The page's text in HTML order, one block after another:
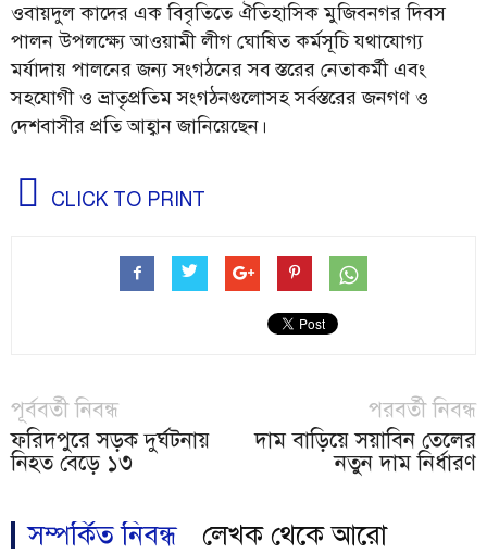
ওবায়দুল কাদের এক বিবৃতিতে ঐতিহাসিক মুজিবনগর দিবস
পালন উপলক্ষ্যে আওয়ামী লীগ ঘোষিত কর্মসূচি যথাযোগ্য
মর্যাদায় পালনের জন্য সংগঠনের সব স্তরের নেতাকর্মী এবং
সহযোগী ও ভ্রাতৃপ্রতিম সংগঠনগুলোসহ সর্বস্তরের জনগণ ও
দেশবাসীর প্রতি আহ্বান জানিয়েছেন।
CLICK TO PRINT
পূর্ববর্তী নিবন্ধ
ফরিদপুরে সড়ক দুর্ঘটনায়
নিহত বেড়ে ১৩
পরবর্তী নিবন্ধ
দাম বাড়িয়ে সয়াবিন তেলের
নতুন দাম নির্ধারণ
সম্পর্কিত নিবন্ধ লেখক থেকে আরো